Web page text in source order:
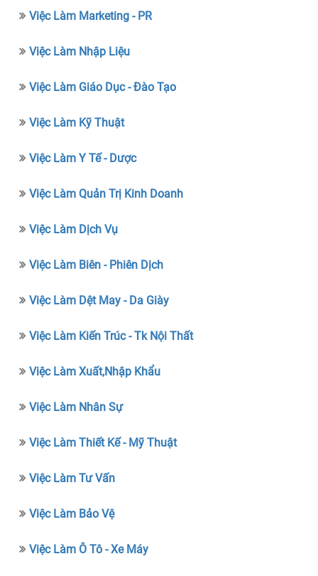
Việc Làm Marketing - PR
Việc Làm Nhập Liệu
Việc Làm Giáo Dục - Đào Tạo
Việc Làm Kỹ Thuật
Việc Làm Y Tế - Dược
Việc Làm Quản Trị Kinh Doanh
Việc Làm Dịch Vụ
Việc Làm Biên - Phiên Dịch
Việc Làm Dệt May - Da Giày
Việc Làm Kiến Trúc - Tk Nội Thất
Việc Làm Xuất,nhập Khẩu
Việc Làm Nhân Sự
Việc Làm Thiết Kế - Mỹ Thuật
Việc Làm Tư Vấn
Việc Làm Bảo Vệ
Việc Làm Ô Tô - Xe Máy